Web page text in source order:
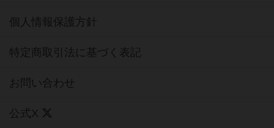
個人情報保護方針
特定商取引法に基づく表記
お問い合わせ
公式X